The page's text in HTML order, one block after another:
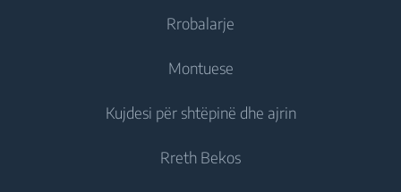
Frigoriferë
Frizë
Rrobalarje
Rrobalarëse jomontuese
Rrobalarëse montuese
Montuese
Ftohje
Frigoriferë montues
Kujdesi për shtëpinë dhe ajrin
Rreth Bekos